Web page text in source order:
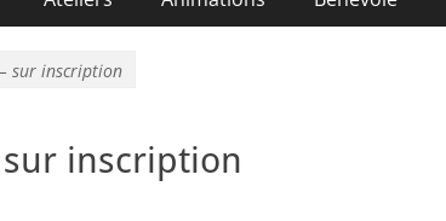
sur inscription
inscription